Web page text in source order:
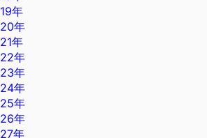
19年
20年
21年
22年
23年
24年
25年
26年
27年